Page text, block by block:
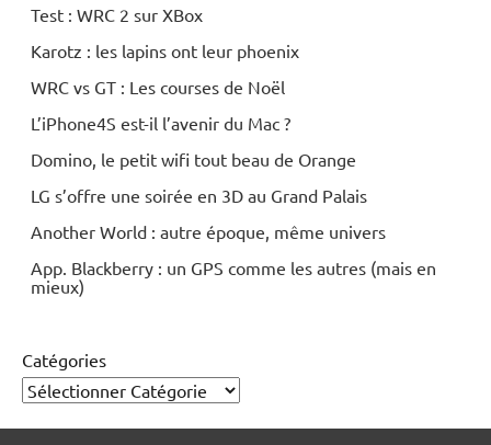
Test : WRC 2 sur XBox
Karotz : les lapins ont leur phoenix
WRC vs GT : Les courses de Noël
L’iPhone4S est-il l’avenir du Mac ?
Domino, le petit wifi tout beau de Orange
LG s’offre une soirée en 3D au Grand Palais
Another World : autre époque, même univers
App. Blackberry : un GPS comme les autres (mais en
mieux)
Catégories